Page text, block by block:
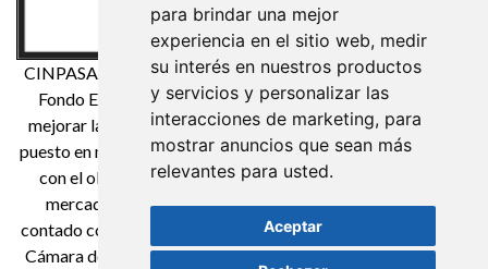
para brindar una mejor
experiencia en el sitio web, medir
su interés en nuestros productos
y servicios y personalizar las
interacciones de marketing, para
mostrar anuncios que sean más
relevantes para usted.
Aceptar
CINPASA Cintas y Pasamanería S.A. ha sido beneficiaria del
Fondo Europeo de Desarrollo Regional cuyo objetivo es
mejorar la competitividad de las Pymes y gracias al cual ha
puesto en marcha un Plan de Marketing Digital Internacional
con el objetivo de mejorar su posicionamiento online en
mercados exteriores durante el año 2021. Para ello ha
contado con el apoyo del Programa XPANDE DIGITAL de la
Cámara de Comercio de Reus. Una manera de hacer Europa